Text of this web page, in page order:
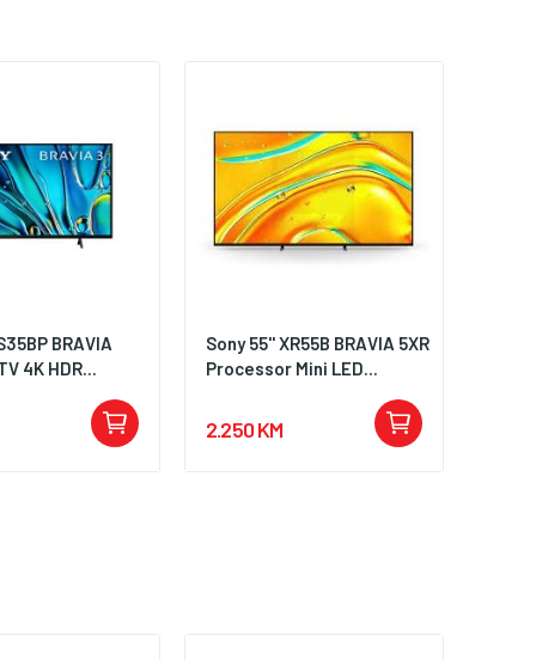
BRAVIA
4K HDR...
Sony 55'' XR55B BRAVIA 5XR
Processor Mini LED...
2.250 KM